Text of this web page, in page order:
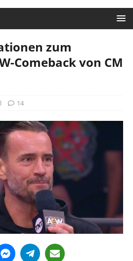
zum
Comeback von CM
14